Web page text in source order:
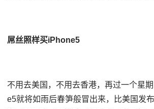
屌丝照样买iPhone5
不用去美国，不用去香港，再过一个星
e5就将如雨后春笋般冒出来，比美国发